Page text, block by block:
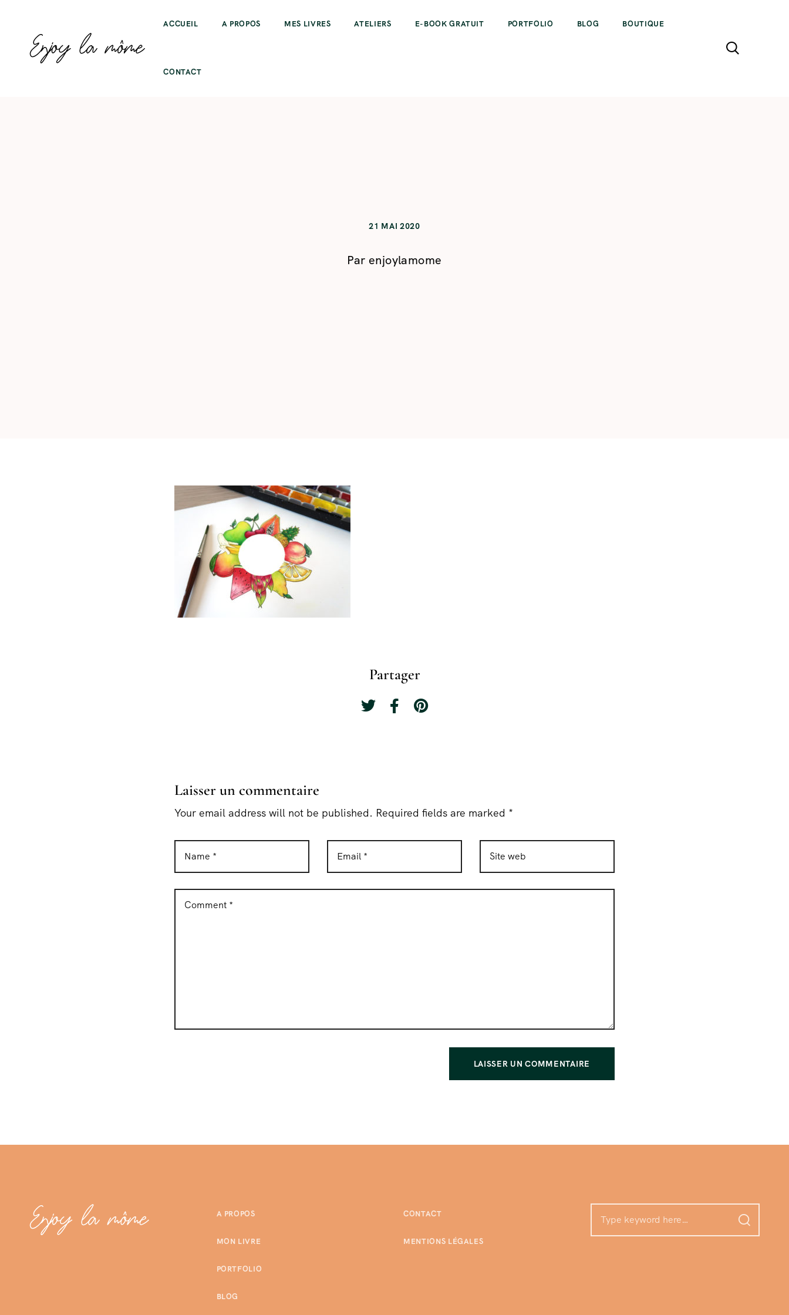
ACCUEIL A PROPOS MES LIVRES ATELIERS E-BOOK GRATUIT PORTFOLIO BLOG BOUTIQUE
CONTACT
21 MAI 2020
Par enjoylamome
Partager
Laisser un commentaire
Your email address will not be published. Required fields are marked *
A PROPOS
MON LIVRE
PORTFOLIO
BLOG
CONTACT
MENTIONS LÉGALES